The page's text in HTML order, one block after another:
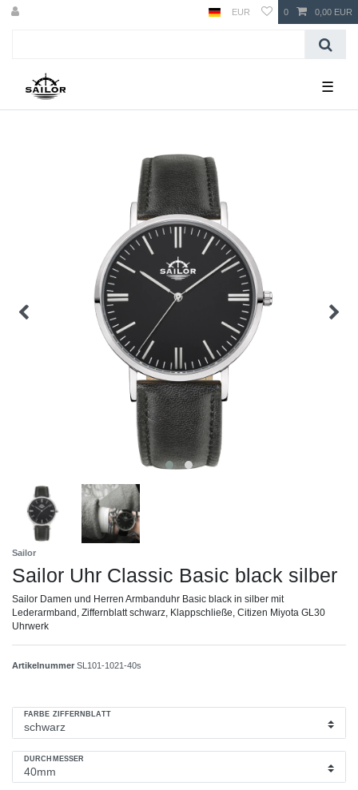
EUR 0 0,00 EUR
☰
Sailor
Sailor Uhr Classic Basic black silber
Sailor Damen und Herren Armbanduhr Basic black in silber mit
Lederarmband, Ziffernblatt schwarz, Klappschließe, Citizen Miyota GL30
Uhrwerk
Artikelnummer SL101-1021-40s
FARBE ZIFFERNBLATT
DURCHMESSER